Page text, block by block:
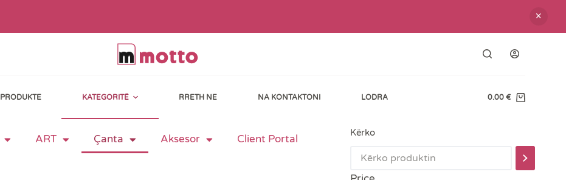
PRODUKTE KATEGORITË RRETH NE NA KONTAKTONI LODRA 0.00€
ART Çanta Aksesor Client Portal Kërko